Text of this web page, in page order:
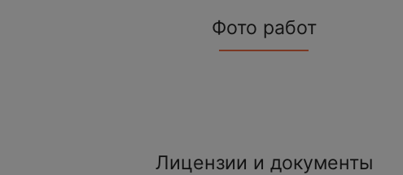
Фото работ
Лицензии и документы